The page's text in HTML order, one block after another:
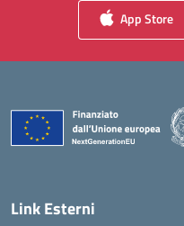
App Store
Link Esterni